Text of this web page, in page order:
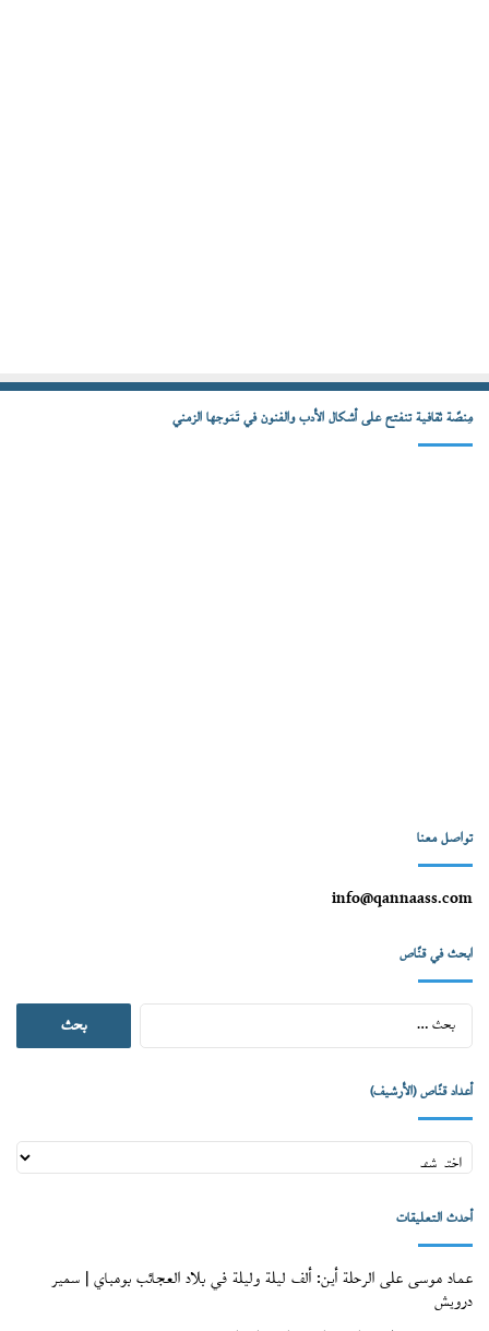
مِنصّة ثقافية تنفتح على أشكال الأدب والفنون في تَمَوجها الزمني
تواصل معنا
info@qannaass.com
ابحث في قنّاص
البحث
عن:
أعداد قنّاص (الأرشيف)
أعداد
قنّاص
أحدث التعليقات
عماد موسىعلىالرحلة أين: ألف ليلة وليلة في بلاد العجائب بومباي | سمير
درويش